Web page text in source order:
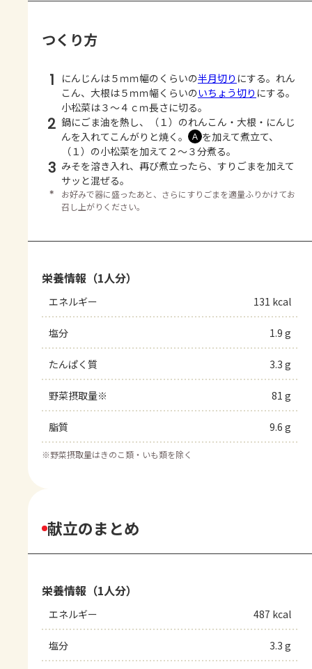
つくり方
1 にんじんは５ｍｍ幅のくらいの半月切り にする。れん
こん、大根は５ｍｍ幅くらいのいちょう切り にする。
小松菜は３～４ｃｍ長さに切る。
2 鍋にごま油を熱し、（１）のれんこん・大根・にんじ
んを入れてこんがりと焼く。
Ａ を加えて煮立て、
（１）の小松菜を加えて２～３分煮る。
3 みそを溶き入れ、再び煮立ったら、すりごまを加えて
サッと混ぜる。
＊
お好みで器に盛ったあと、さらにすりごまを適量ふりかけてお
召し上がりください。
栄養情報（1人分）
エネルギー 131 kcal
塩分 1.9 g
たんぱく質 3.3 g
野菜摂取量※ 81 g
脂質 9.6 g
※野菜摂取量はきのこ類・いも類を除く
献立のまとめ
栄養情報（1人分）
エネルギー 487 kcal
塩分 3.3 g